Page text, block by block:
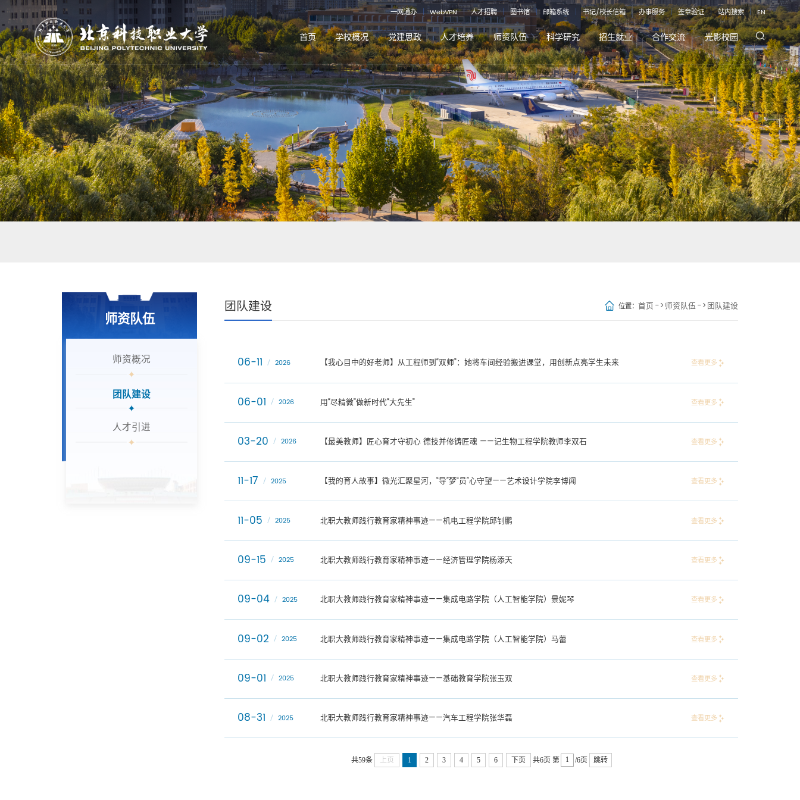
一网通办 ｜ WebVPN ｜ 人才招聘 ｜ 图书馆 ｜ 邮箱系统 ｜ 书记/校长信箱 ｜ 办事服务 ｜ 签章验证 ｜ 站内搜索 ｜ EN
首页 学校概况 党建思政 人才培养 师资队伍 科学研究 招生就业 合作交流 光影校园
师资队伍
师资概况
团队建设
人才引进
团队建设 位置：首页->师资队伍->团队建设
06-11 2026 【我心目中的好老师】从工程师到“双师”：她将车间经验搬进课堂，用创新点亮学生未来 查看更多
06-01 2026 用“尽精微”做新时代“大先生” 查看更多
03-20 2026 【最美教师】匠心育才守初心 德技并修铸匠魂 ——记生物工程学院教师李双石 查看更多
11-17 2025 【我的育人故事】微光汇聚星河，“导”梦“员”心守望——艺术设计学院李博闻 查看更多
11-05 2025 北职大教师践行教育家精神事迹——机电工程学院邱钊鹏 查看更多
09-15 2025 北职大教师践行教育家精神事迹——经济管理学院杨添天 查看更多
09-04 2025 北职大教师践行教育家精神事迹——集成电路学院（人工智能学院）景妮琴 查看更多
09-02 2025 北职大教师践行教育家精神事迹——集成电路学院（人工智能学院）马蕾 查看更多
09-01 2025 北职大教师践行教育家精神事迹——基础教育学院张玉双 查看更多
08-31 2025 北职大教师践行教育家精神事迹——汽车工程学院张华磊 查看更多
共59条 上页 1 2 3 4 5 6 下页 共6页 第 /6页 跳转